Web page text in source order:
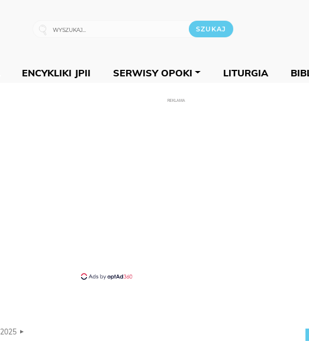
ENCYKLIKI JPII SERWISY OPOKI LITURGIA
REKLAMA
2025